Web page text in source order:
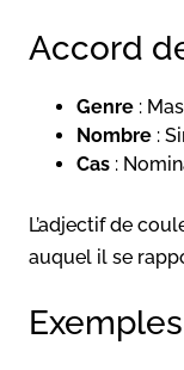
Accord
Genre :
Nombre :
Cas :
L’adjectif de
auquel il se
Exemples